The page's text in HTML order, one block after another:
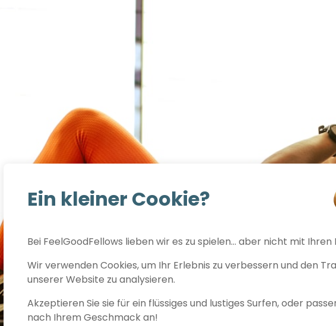
Ein kleiner Cookie?
Bei FeelGoodFellows lieben wir es zu spielen… aber nicht mit Ihren
Wir verwenden Cookies, um Ihr Erlebnis zu verbessern und den
unserer Website zu analysieren.
Akzeptieren Sie sie für ein flüssiges und lustiges Surfen, oder
nach Ihrem Geschmack an!